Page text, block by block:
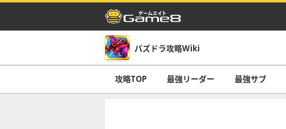
パズドラ攻略Wiki
攻略TOP 最強リーダー 最強サブ